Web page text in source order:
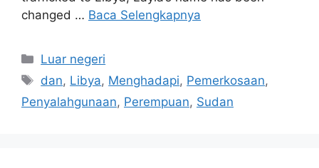
changed … Baca Selengkapnya
Kategori
Luar negeri
Tag
dan, Libya, Menghadapi, Pemerkosaan,
Penyalahgunaan, Perempuan, Sudan